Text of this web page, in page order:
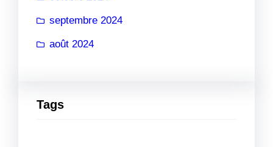
septembre 2024
août 2024
Tags